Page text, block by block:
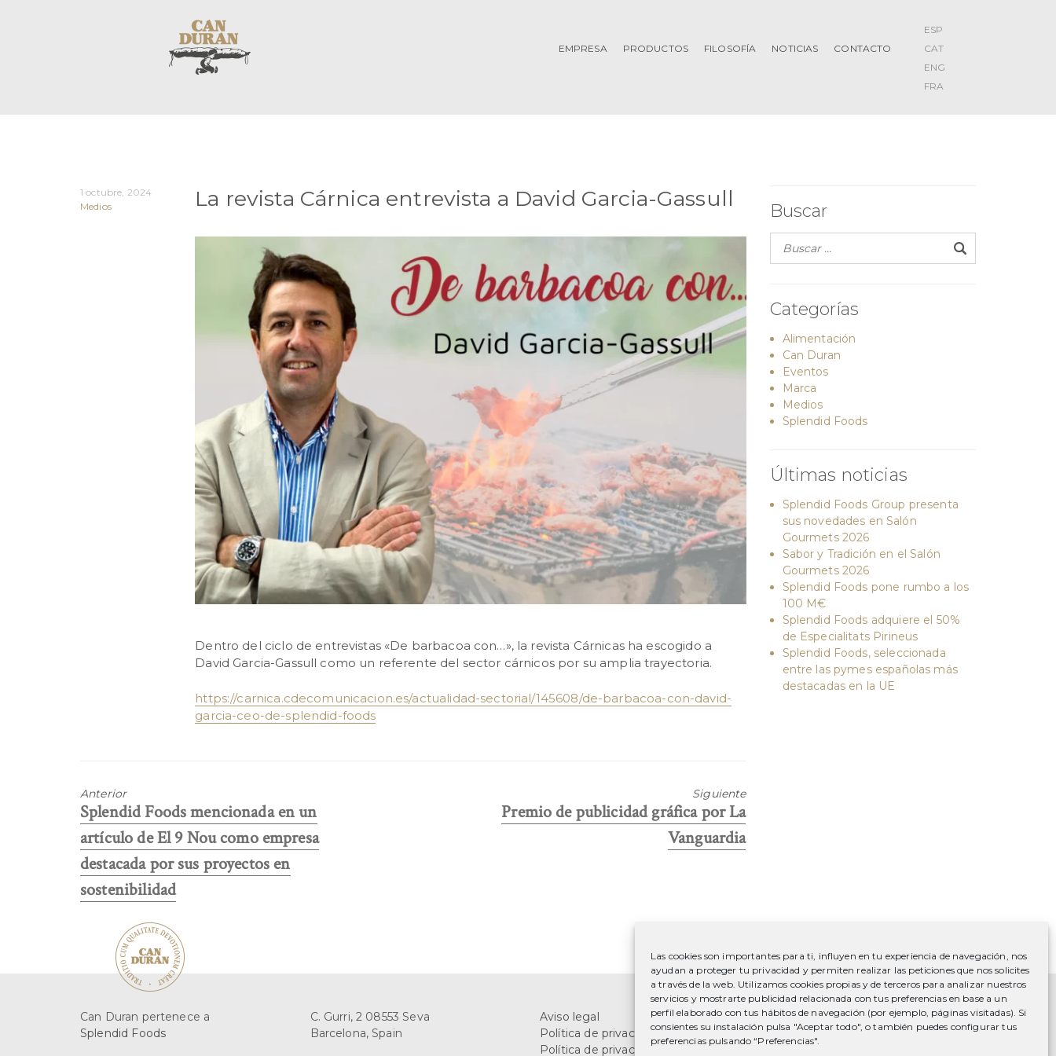
Las cookies son importantes para ti, influyen en tu experiencia de navegación, nos
ayudan a proteger tu privacidad y permiten realizar las peticiones que nos solicites
a través de la web. Utilizamos cookies propias y de terceros para analizar nuestros
servicios y mostrarte publicidad relacionada con tus preferencias en base a un
perfil elaborado con tus hábitos de navegación (por ejemplo, páginas visitadas). Si
consientes su instalación pulsa "Aceptar todo", o también puedes configurar tus
preferencias pulsando “Preferencias".
EMPRESA PRODUCTOS FILOSOFÍA NOTICIAS CONTACTO
ESP
CAT
ENG
FRA
1 octubre, 2024
Medios
La revista Cárnica entrevista a David Garcia-Gassull
Dentro del ciclo de entrevistas «De barbacoa con…», la revista Cárnicas ha escogido a
David Garcia-Gassull como un referente del sector cárnicos por su amplia trayectoria.
https://carnica.cdecomunicacion.es/actualidad-sectorial/145608/de-barbacoa-con-david-
garcia-ceo-de-splendid-foods
Anterior
Entrada
anterior:
Splendid Foods mencionada en un
artículo de El 9 Nou como empresa
destacada por sus proyectos en
sostenibilidad
Siguiente
Entrada
siguiente:
Premio de publicidad gráfica por La
Vanguardia
Buscar
Categorías
Alimentación
Can Duran
Eventos
Marca
Medios
Splendid Foods
Últimas noticias
Splendid Foods Group presenta
sus novedades en Salón
Gourmets 2026
Sabor y Tradición en el Salón
Gourmets 2026
Splendid Foods pone rumbo a los
100 M€
Splendid Foods adquiere el 50%
de Especialitats Pirineus
Splendid Foods, seleccionada
entre las pymes españolas más
destacadas en la UE
Can Duran pertenece a
Splendid Foods
C. Gurri, 2 08553 Seva
Barcelona, Spain
Aviso legal
Política de privacidad
Política de privacidad en redes
Facebook
Instagram